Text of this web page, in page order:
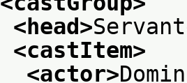
<head>
<castItem>
<actor>